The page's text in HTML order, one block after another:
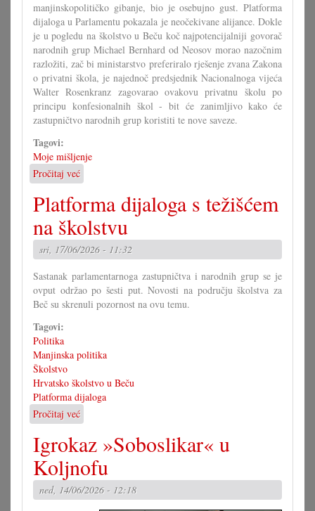
manjinskopolitičko gibanje, bio je osebujno gust. Platforma
dijaloga u Parlamentu pokazala je neočekivane alijance. Dokle
je u pogledu na školstvo u Beču koč najpotencijalniji govorač
narodnih grup Michael Bernhard od Neosov morao nazočnim
razložiti, zač bi ministarstvo preferiralo rješenje zvana Zakona
o privatni škola, je najednoč predsjednik Nacionalnoga vijeća
Walter Rosenkranz zagovarao ovakovu privatnu školu po
principu konfesionalnih škol - bit će zanimljivo kako će
zastupničtvo narodnih grup koristiti te nove saveze.
Tagovi:
Moje mišljenje
Pročitaj već
Počinje
nova
era
u
Savjetu!?
Platforma dijaloga s težišćem
na školstvu
sri, 17/06/2026 - 11:32
Sastanak parlamentarnoga zastupničtva i narodnih grup se je
ovput održao po šesti put. Novosti na području školstva za
Beč su skrenuli pozornost na ovu temu.
Tagovi:
Politika
Manjinska politika
Školstvo
Hrvatsko školstvo u Beču
Platforma dijaloga
Pročitaj već
Platforma
dijaloga
s
težišćem
na
školstvu
Igrokaz »Soboslikar« u
Koljnofu
ned, 14/06/2026 - 12:18